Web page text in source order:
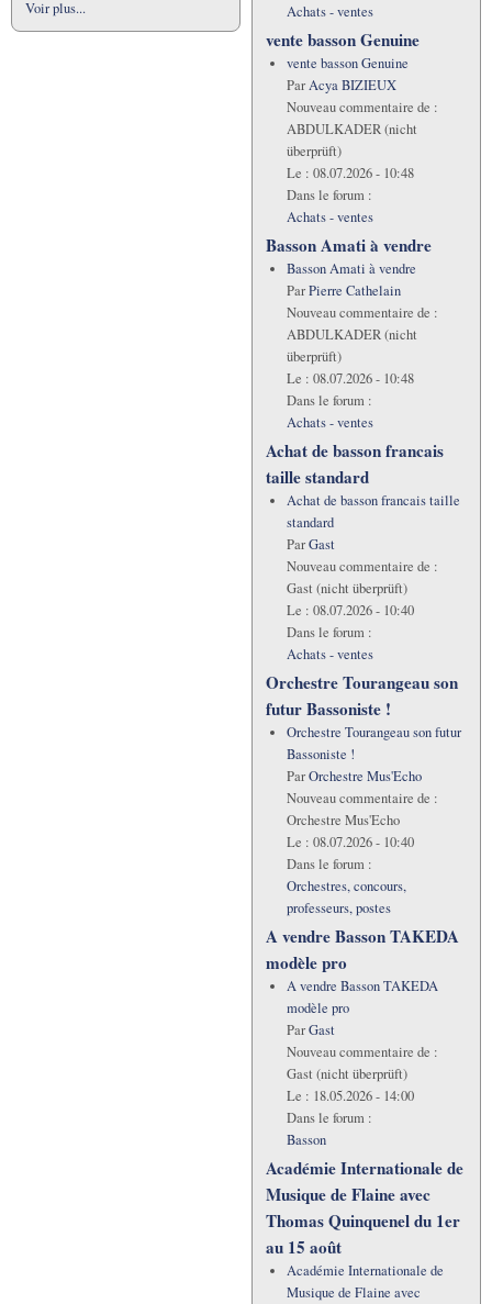
Voir plus... Achats - ventes
vente basson Genuine
vente basson Genuine
ParAcya BIZIEUX
Nouveau commentaire de :
ABDULKADER (nicht
überprüft)
Le : 08.07.2026 - 10:48
Dans le forum :
Achats - ventes
Basson Amati à vendre
Basson Amati à vendre
ParPierre Cathelain
Nouveau commentaire de :
ABDULKADER (nicht
überprüft)
Le : 08.07.2026 - 10:48
Dans le forum :
Achats - ventes
Achat de basson francais
taille standard
Achat de basson francais taille
standard
ParGast
Nouveau commentaire de :
Gast (nicht überprüft)
Le : 08.07.2026 - 10:40
Dans le forum :
Achats - ventes
Orchestre Tourangeau son
futur Bassoniste !
Orchestre Tourangeau son futur
Bassoniste !
ParOrchestre Mus'Echo
Nouveau commentaire de :
Orchestre Mus'Echo
Le : 08.07.2026 - 10:40
Dans le forum :
Orchestres, concours,
professeurs, postes
A vendre Basson TAKEDA
modèle pro
A vendre Basson TAKEDA
modèle pro
ParGast
Nouveau commentaire de :
Gast (nicht überprüft)
Le : 18.05.2026 - 14:00
Dans le forum :
Basson
Académie Internationale de
Musique de Flaine avec
Thomas Quinquenel du 1er
au 15 août
Académie Internationale de
Musique de Flaine avec